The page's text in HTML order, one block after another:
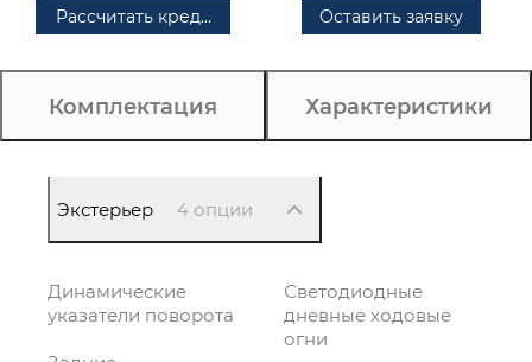
Рассчитать кредит Оставить заявку
Комплектация Характеристики
Экстерьер 4 опции
Динамические
указатели поворота
Светодиодные
дневные ходовые
огни